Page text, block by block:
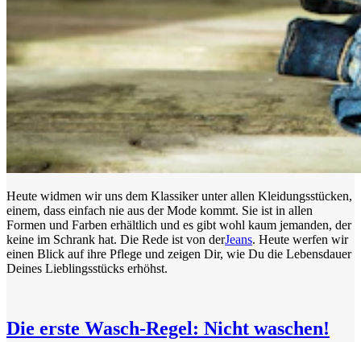
Heute widmen wir uns dem Klassiker unter allen Kleidungsstücken,
einem, dass einfach nie aus der Mode kommt. Sie ist in allen
Formen und Farben erhältlich und es gibt wohl kaum jemanden, der
keine im Schrank hat. Die Rede ist von derJeans. Heute werfen wir
einen Blick auf ihre Pflege und zeigen Dir, wie Du die Lebensdauer
Deines Lieblingsstücks erhöhst.
Die erste Wasch-Regel: Nicht waschen!